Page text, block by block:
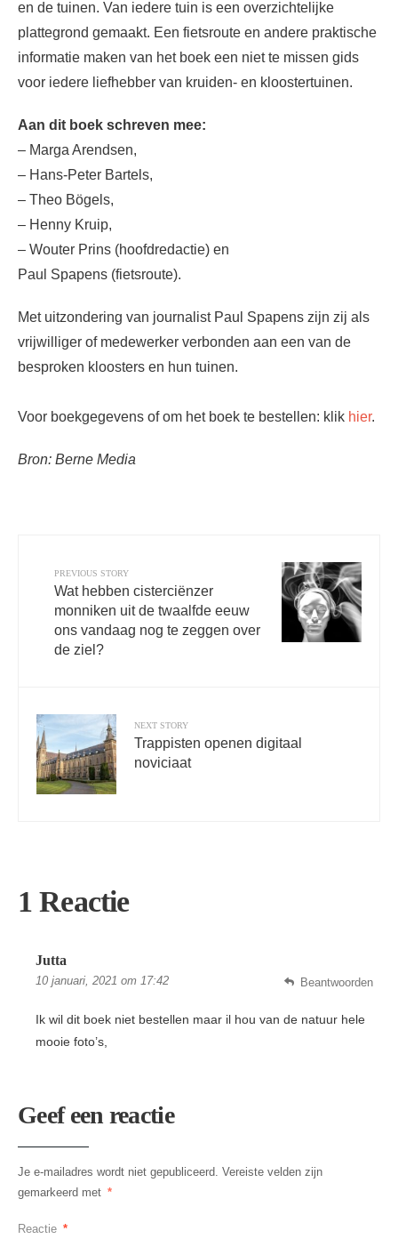
en de tuinen. Van iedere tuin is een overzichtelijke
plattegrond gemaakt. Een fietsroute en andere praktische
informatie maken van het boek een niet te missen gids
voor iedere liefhebber van kruiden- en kloostertuinen.
Aan dit boek schreven mee:
– Marga Arendsen,
– Hans-Peter Bartels,
– Theo Bögels,
– Henny Kruip,
– Wouter Prins (hoofdredactie) en
Paul Spapens (fietsroute).
Met uitzondering van journalist Paul Spapens zijn zij als
vrijwilliger of medewerker verbonden aan een van de
besproken kloosters en hun tuinen.
Voor boekgegevens of om het boek te bestellen: klik hier.
Bron: Berne Media
PREVIOUS STORY
Wat hebben cisterciënzer
monniken uit de twaalfde eeuw
ons vandaag nog te zeggen over
de ziel?
NEXT STORY
Trappisten openen digitaal
noviciaat
1 Reactie
Jutta
10 januari, 2021 om 17:42
Ik wil dit boek niet bestellen maar il hou van de natuur hele
mooie foto’s,
Beantwoorden
Geef een reactie
Je e-mailadres wordt niet gepubliceerd. Vereiste velden zijn
gemarkeerd met *
Reactie *